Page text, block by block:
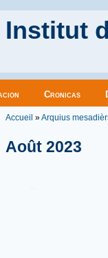
Institut
Cronicas
Vous êtes ici
Accueil »Arquius
Août 2023